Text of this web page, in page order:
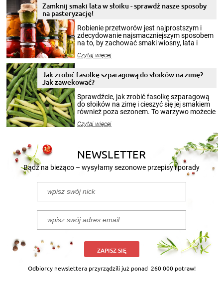
Zamknij smaki lata w słoiku - sprawdź nasze sposoby
na pasteryzację!
Robienie przetworów jest najprostszym i
zdecydowanie najsmaczniejszym sposobem
na to, by zachować smaki wiosny, lata i
krajobrazów, by cieszyć nimi oko w sezonie
pełni poczuć atmosferę cieplejszych
miesięcy. Przygotowanie słoików ze
smakowitą zawartością musi obejmować
patenty, które pozwolą zachować świeżość
przetworów.
Czytaj więcej
Jak zrobić fasolkę szparagową do słoików na zimę?
Jak zawekować?
Sprawdźcie, jak zrobić fasolkę szparagową
do słoików na zimę i cieszyć się jej smakiem
również poza sezonem. To warzywo możecie
nasze propozycje!
Czytaj więcej
NEWSLETTER
Bądź na bieżąco – wysyłamy sezonowe przepisy i porady
ZAPISZ SIĘ
Odbiorcy newslettera przyrządzili już ponad 260 000 potraw!